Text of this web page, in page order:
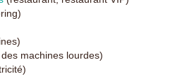
machines lourdes)